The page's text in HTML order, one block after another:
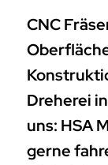
CNC
Dreherei
uns: HSA
gerne